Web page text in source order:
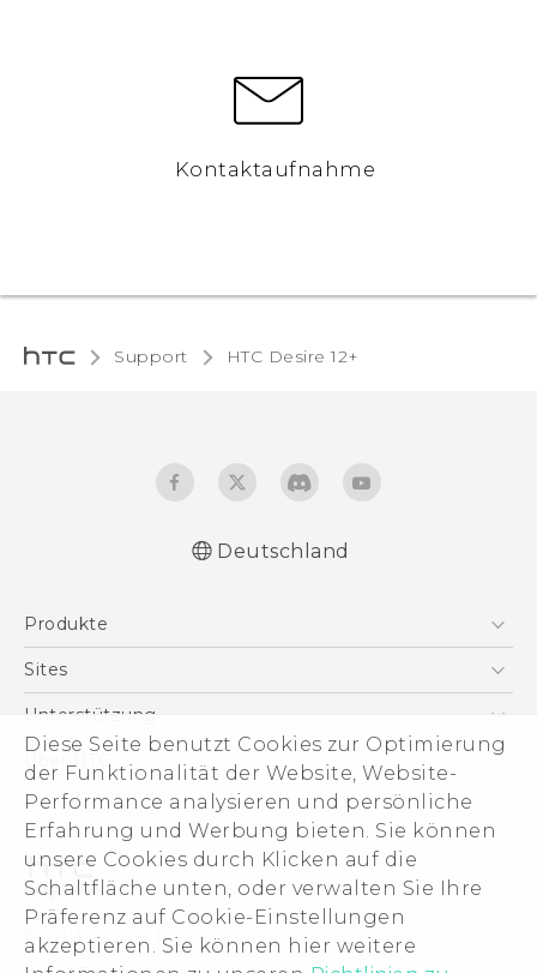
Diese Seite benutzt Cookies zur Optimierung
der Funktionalität der Website, Website-
Performance analysieren und persönliche
Erfahrung und Werbung bieten. Sie können
unsere Cookies durch Klicken auf die
Schaltfläche unten, oder verwalten Sie Ihre
Präferenz auf Cookie-Einstellungen
akzeptieren. Sie können hier weitere
Kontaktaufnahme
Support HTC Desire 12+‎
behördliche Bestimmungen
English - Quick start guide
English - User manual
English - Safety and regulatory guide
Deutschland
Produkte
Smartphones
VIVE
Zubehör
Sites
HTC Dev
HTC Vive
Unterstützung
Unterstützung
eCommerce Support
Über HTC
ESG
Impressum
Investor
Cookie Preferences
Offene Stellen
© 2011-2026 HTC Corporation